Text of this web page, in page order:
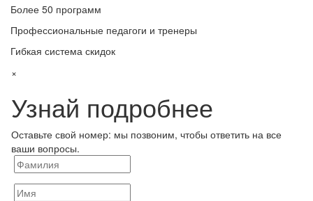
Более 50 программ
Профессиональные педагоги и тренеры
Гибкая система скидок
×
Узнай подробнее
Оставьте свой номер: мы позвоним, чтобы ответить на все
ваши вопросы.